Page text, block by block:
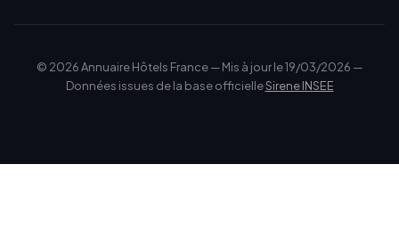
© 2026 Annuaire Hôtels France — Mis à jour le 19/03/2026 —
Données issues de la base officielleSirene INSEE